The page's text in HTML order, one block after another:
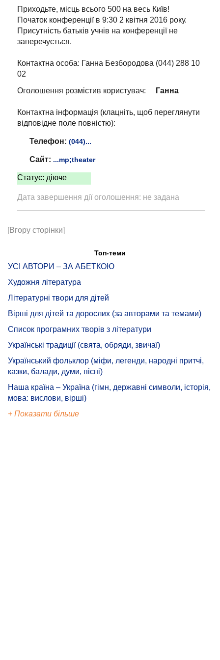
Приходьте, місць всього 500 на весь Київ!
Початок конференції в 9:30 2 квітня 2016 року.
Присутність батьків учнів на конференції не
заперечується.
Контактна особа: Ганна Безбородова (044) 288 10
02
Оголошення розмістив користувач:
Ганна
Контактна інформація (клацніть, щоб переглянути
відповідне поле повністю):
Телефон: (044)...
Сайт: ...mp;theater
Статус: діюче
Дата завершення дії оголошення: не задана
[Вгору сторінки]
Топ-теми
УСІ АВТОРИ – ЗА АБЕТКОЮ
Художня література
Літературні твори для дітей
Вірші для дітей та дорослих (за авторами та темами)
Список програмних творів з літератури
Українські традиції (свята, обряди, звичаї)
Український фольклор (міфи, легенди, народні притчі,
казки, балади, думи, пісні)
Наша країна – Україна (гімн, державні символи, історія,
мова: вислови, вірші)
+ Показати більше